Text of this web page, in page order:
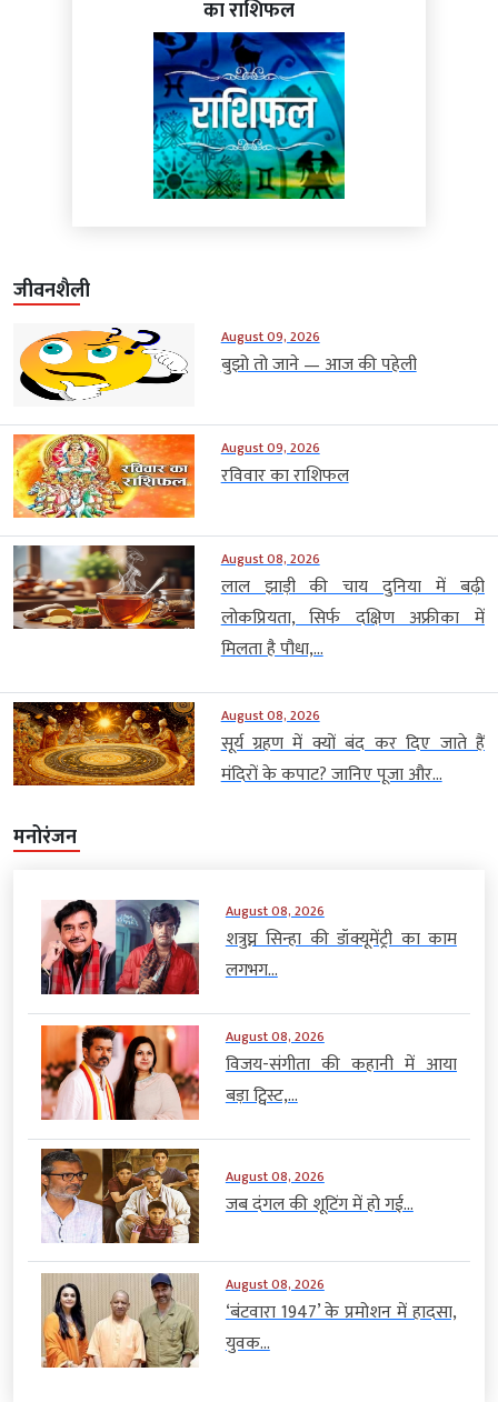
का राशिफल
जीवनशैली
August 09, 2026
बुझो तो जाने — आज की पहेली
August 09, 2026
रविवार का राशिफल
August 08, 2026
लाल झाड़ी की चाय दुनिया में बढ़ी
लोकप्रियता, सिर्फ दक्षिण अफ्रीका में
मिलता है पौधा,...
August 08, 2026
सूर्य ग्रहण में क्यों बंद कर दिए जाते हैं
मंदिरों के कपाट? जानिए पूजा और...
मनोरंजन
August 08, 2026
शत्रुघ्न सिन्हा की डॉक्यूमेंट्री का काम
लगभग...
August 08, 2026
विजय-संगीता की कहानी में आया
बड़ा ट्विस्ट,...
August 08, 2026
जब दंगल की शूटिंग में हो गई...
August 08, 2026
‘बंटवारा 1947’ के प्रमोशन में हादसा,
युवक...